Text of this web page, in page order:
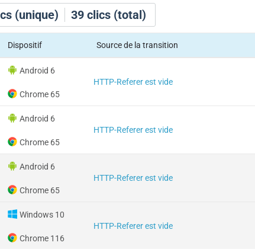
(unique) 39 clics (total)
Dispositif Source de la transition
Android 6
Chrome 65
HTTP-Referer est vide
Android 6
Chrome 65
HTTP-Referer est vide
Android 6
Chrome 65
HTTP-Referer est vide
Windows 10
Chrome 116
HTTP-Referer est vide